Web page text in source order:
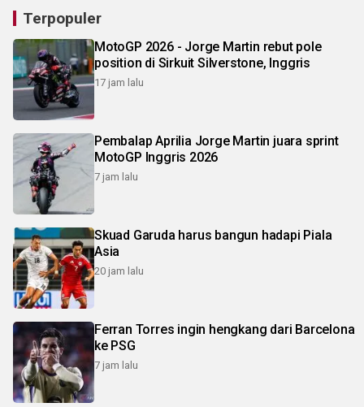
Terpopuler
MotoGP 2026 - Jorge Martin rebut pole
position di Sirkuit Silverstone, Inggris
17 jam lalu
Pembalap Aprilia Jorge Martin juara sprint
MotoGP Inggris 2026
7 jam lalu
Skuad Garuda harus bangun hadapi Piala
Asia
20 jam lalu
Ferran Torres ingin hengkang dari Barcelona
ke PSG
7 jam lalu